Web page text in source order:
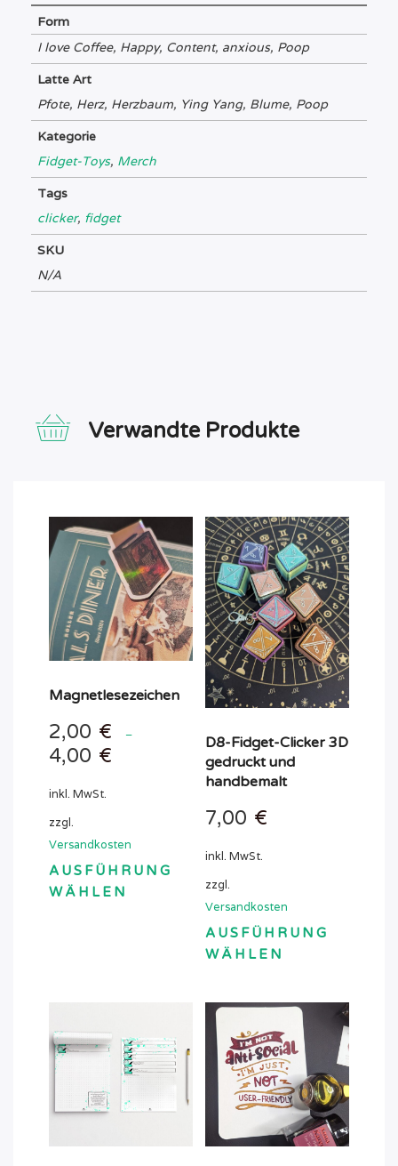
Form
I love Coffee, Happy, Content, anxious, Poop
Latte Art
Pfote, Herz, Herzbaum, Ying Yang, Blume, Poop
Kategorie
Fidget-Toys, Merch
Tags
clicker, fidget
SKU
N/A
Verwandte Produkte
Magnetlesezeichen
2,00 € –
4,00 €
inkl. MwSt.
zzgl.
Versandkosten
AUSFÜHRUNG
WÄHLEN
Die
Optionen
können
auf
D8-Fidget-Clicker 3D
gedruckt und
handbemalt
7,00 €
inkl. MwSt.
zzgl.
Versandkosten
AUSFÜHRUNG
WÄHLEN
weist
mehrere
Varianten
auf.
Die
Optionen